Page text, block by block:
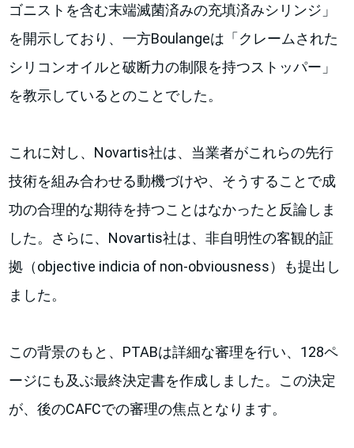
ゴニストを含む末端滅菌済みの充填済みシリンジ」
を開示しており、一方Boulangeは「クレームされた
シリコンオイルと破断力の制限を持つストッパー」
を教示しているとのことでした。
これに対し、Novartis社は、当業者がこれらの先行
技術を組み合わせる動機づけや、そうすることで成
功の合理的な期待を持つことはなかったと反論しま
した。さらに、Novartis社は、非自明性の客観的証
拠（objective indicia of non-obviousness）も提出し
ました。
この背景のもと、PTABは詳細な審理を行い、128ペ
ージにも及ぶ最終決定書を作成しました。この決定
が、後のCAFCでの審理の焦点となります。